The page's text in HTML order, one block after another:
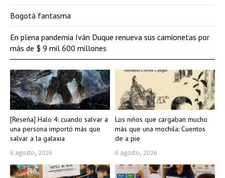
[Reseña] Halo 4: cuando salvar a
una persona importó más que
salvar a la galaxia
6 agosto, 2026
Los niños que cargaban mucho
más que una mochila: Cuentos
de a pie
6 agosto, 2026
Bogotá fantasma
En plena pandemia Iván Duque renueva sus camionetas por
más de $ 9 mil 600 millones